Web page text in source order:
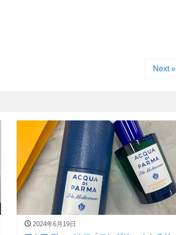
Next »
2024年6月19日